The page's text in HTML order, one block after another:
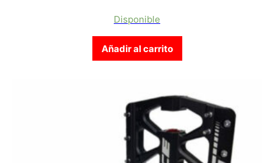
Disponible
Añadir al carrito